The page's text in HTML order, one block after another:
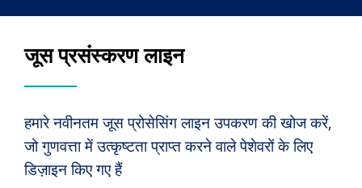
लिए डिज़ाइन किए गए हैं| एमयू पीआई
मशीनरी निर्माता के साथ कुशल फल
और सब्जी प्रसंस्करण
जूस प्रसंस्करण लाइन
हमारे नवीनतम जूस प्रोसेसिंग लाइन उपकरण की खोज करें,
जो गुणवत्ता में उत्कृष्टता प्राप्त करने वाले पेशेवरों के लिए
डिज़ाइन किए गए हैं